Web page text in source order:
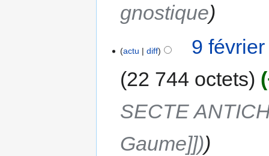
gnostique
actu diff
9
22 744 octets
SECTE
Gaume]])